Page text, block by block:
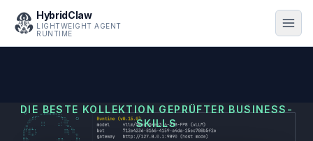
HybridClaw
LIGHTWEIGHT AGENT
RUNTIME
DIE BESTE KOLLEKTION GEPRÜFTER BUSINESS-
SKILLS